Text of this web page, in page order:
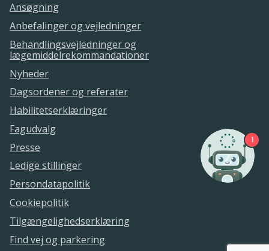
Ansøgning
Anbefalinger og vejledninger
Behandlingsvejledninger og
lægemiddelrekommandationer
Nyheder
Dagsordener og referater
Habilitetserklæringer
Fagudvalg
Presse
Ledige stillinger
Persondatapolitik
Cookiepolitik
Tilgængelighedserklæring
Find vej og parkering
1